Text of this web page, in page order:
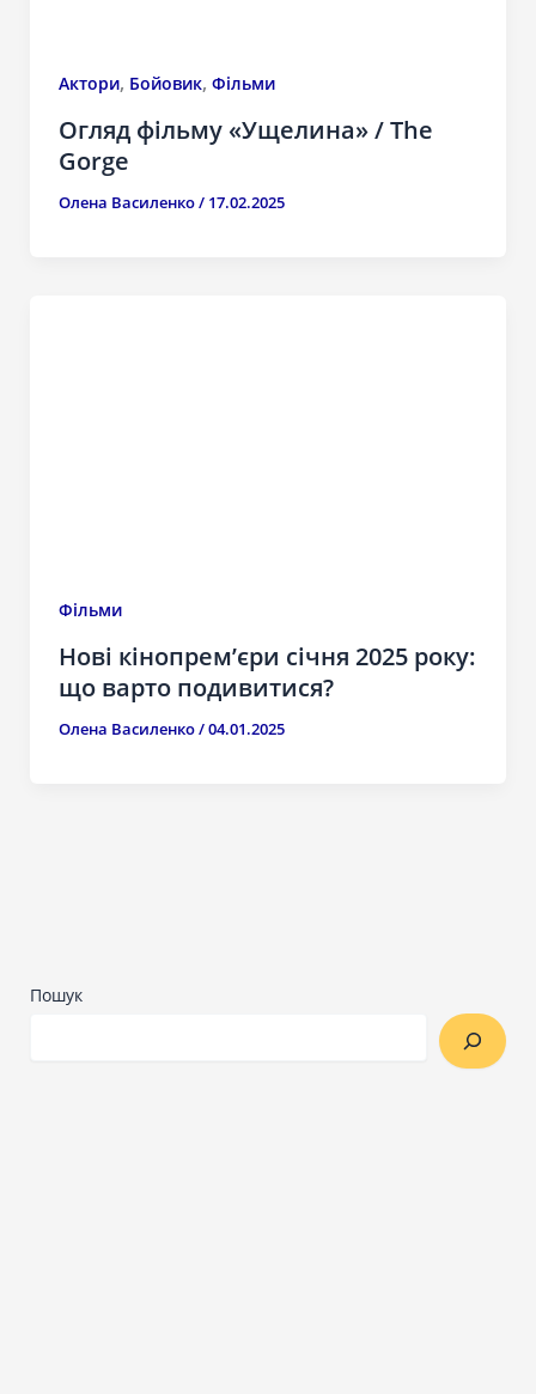
Актори, Бойовик, Фільми
Огляд фільму «Ущелина» / The
Gorge
Олена Василенко/ 17.02.2025
Фільми
Нові кінопрем’єри січня 2025 року:
що варто подивитися?
Олена Василенко/04.01.2025
Пошук